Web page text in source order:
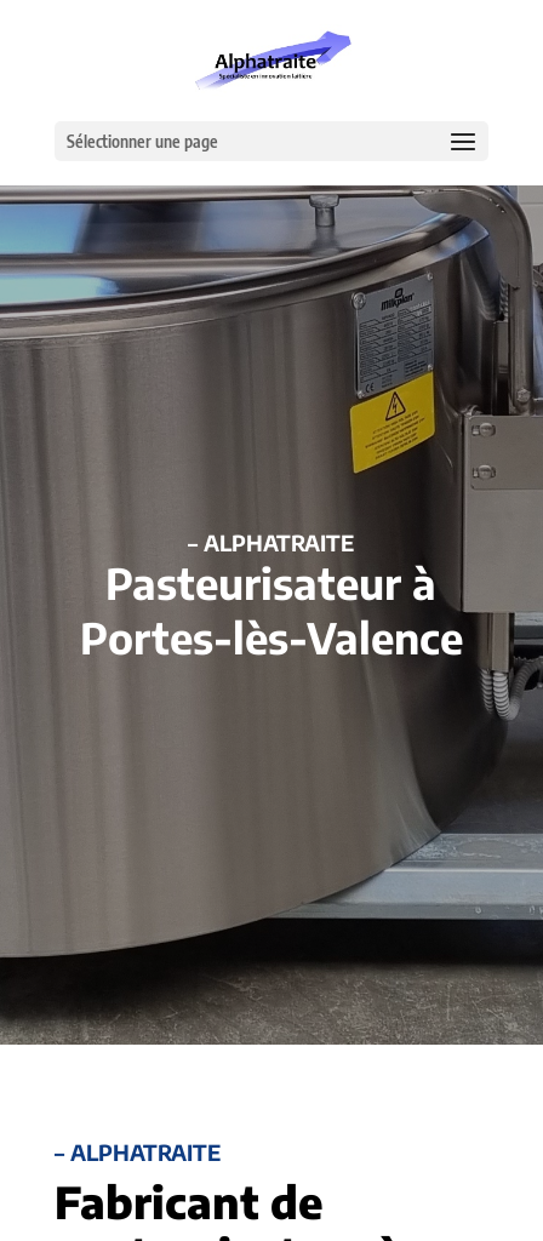
Sélectionner une page
– ALPHATRAITE
Pasteurisateur à
Portes-lès-Valence
– ALPHATRAITE
Fabricant de